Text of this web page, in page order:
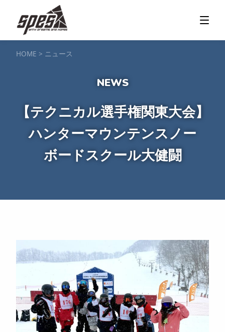
那須矢の目ダム湖
ツアー＆料金プラン
フォト＆ムービー
塩原渓谷 カヌー / 遊覧サップ
スノーボードスクール
ジュニア育成特別レッスン「Jクラブ」Spesハンターマニア
レッスンの流れ・服装
バッジテスト キャンプ・イベントアクセス
フォト＆ムービーアドバイザー紹介ご予約・お問い合わせ
ニュース
よくある質問
スタッフ紹介
HOME > ニュース
【テクニカル選手権関東大会】
ハンターマウンテンスノー
ボードスクール大健闘